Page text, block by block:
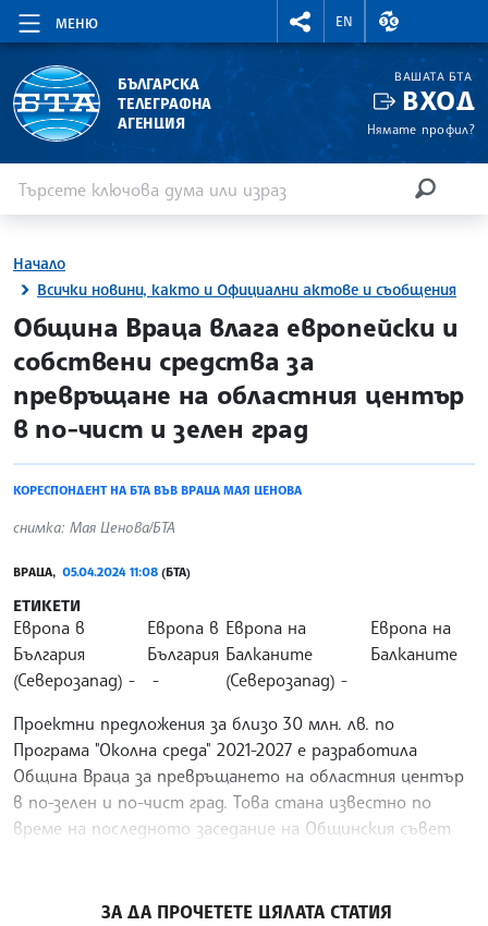
МЕНЮ
RIGHTMENU.SOCIAL
EN
ВАЛУТНИ
БЪЛГАРСКА
ТЕЛЕГРАФНА
АГЕНЦИЯ
ВАШАТА БТА
ВХОД
Нямате профил?
Начало
Всички новини, както и Официални актове и съобщения
site.bta
Община Враца влага европейски и
собствени средства за
превръщане на областния център
в по-чист и зелен град
КОРЕСПОНДЕНТ НА БТА ВЪВ ВРАЦА МАЯ ЦЕНОВА
снимка: Мая Ценова/БТА
ВРАЦА, 05.04.2024 11:08 (БТА)
ЕТИКЕТИ
Европа в
България
(Северозапад)
Европа в
България
Европа на
Балканите
(Северозапад)
Европа на
Балканите
Проектни предложения за близо 30 млн. лв. по
Програма "Околна среда" 2021-2027 е разработила
Община Враца за превръщането на областния център
в по-зелен и по-чист град. Това стана известно по
време на последното заседание на Общинския съвет
ЗА ДА ПРОЧЕТЕТЕ ЦЯЛАТА СТАТИЯ